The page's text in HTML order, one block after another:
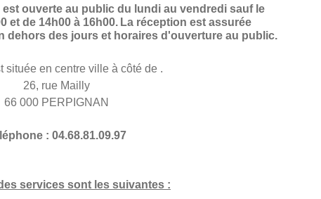
est ouverte au public du lundi au vendredi sauf le
et de 14h00 à 16h00. La réception est assurée
dehors des jours et horaires d'ouverture au public.
située en centre ville à côté de .
26, rue Mailly
66 000 PERPIGNAN
: 04.68.81.09.97
services sont les suivantes :